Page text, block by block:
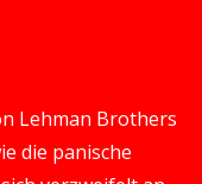
Lehman Brothers
die panische